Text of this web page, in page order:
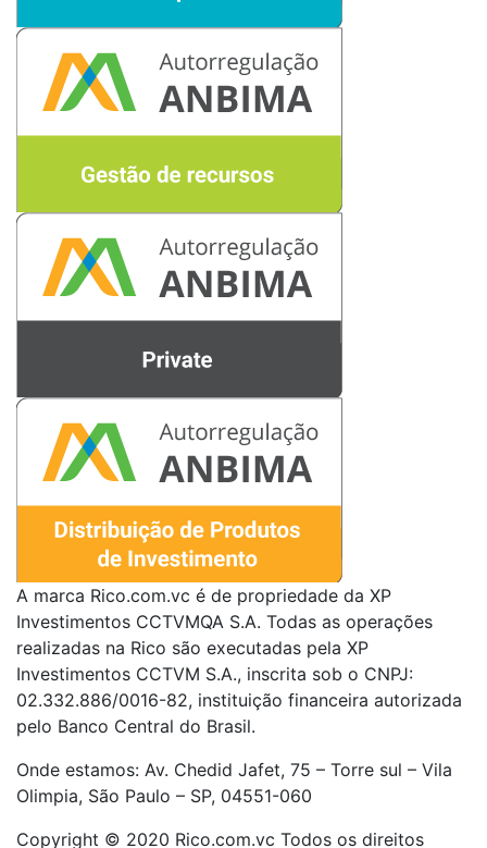
A marca Rico.com.vc é de propriedade da XP
Investimentos CCTVMQA S.A. Todas as operações
realizadas na Rico são executadas pela XP
Investimentos CCTVM S.A., inscrita sob o CNPJ:
02.332.886/0016-82, instituição financeira autorizada
pelo Banco Central do Brasil.
Onde estamos: Av. Chedid Jafet, 75 – Torre sul – Vila
Olimpia, São Paulo – SP, 04551-060
Copyright © 2020 Rico.com.vc Todos os direitos